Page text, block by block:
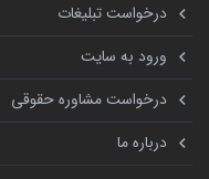
درخواست تبلیغات
ورود به سایت
درخواست مشاوره حقوقی
درباره ما